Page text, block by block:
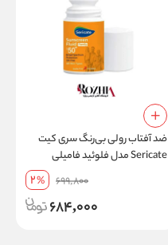
ضد آفتاب رولی بی‌رنگ سری کیت
Sericate مدل فلوئید فامیلی
SPF50 فاقد چربی مناسب انواع
699,800
2%
684,000